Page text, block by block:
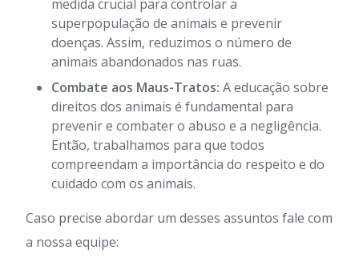
medida crucial para controlar a
superpopulação de animais e prevenir
doenças. Assim, reduzimos o número de
animais abandonados nas ruas.
Combate aos Maus-Tratos: A educação sobre
direitos dos animais é fundamental para
prevenir e combater o abuso e a negligência.
Então, trabalhamos para que todos
compreendam a importância do respeito e do
cuidado com os animais.
Caso precise abordar um desses assuntos fale com
a nossa equipe: